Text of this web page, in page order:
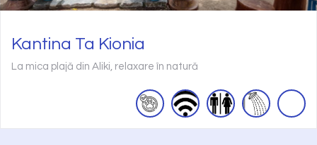
Kantina Ta Kionia
La mica plajă din Aliki, relaxare în natură